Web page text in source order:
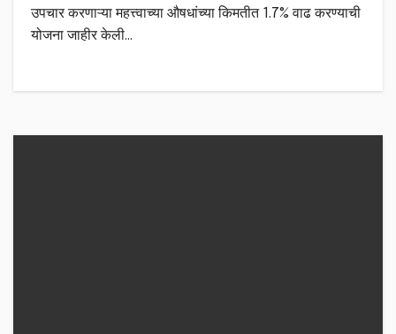
उपचार करणाऱ्या महत्त्वाच्या औषधांच्या किमतीत 1.7% वाढ करण्याची
योजना जाहीर केली…